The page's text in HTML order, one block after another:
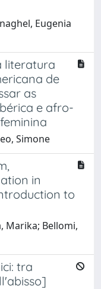
Eugenia
literatura
de
as
e afro-
Simone
in
to
Marika; Bellomi,
tra